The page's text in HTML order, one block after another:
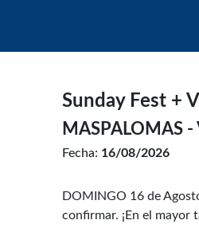
Sunday Fest +
MASPALOMAS -
Fecha: 16/08/2026
DOMINGO 16 de
confirmar. ¡En el mayor